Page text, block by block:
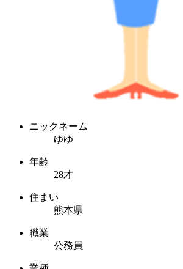
ニックネーム
ゆゆ
年齢
28才
住まい
熊本県
職業
公務員